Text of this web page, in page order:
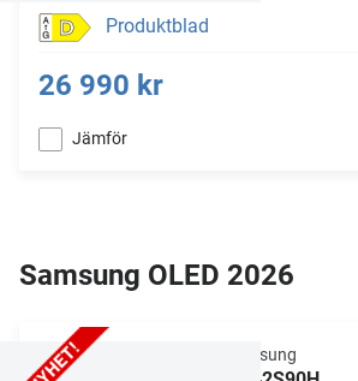
D Produktblad
26 990 kr
Jämför
Samsung OLED 2026
Samsung